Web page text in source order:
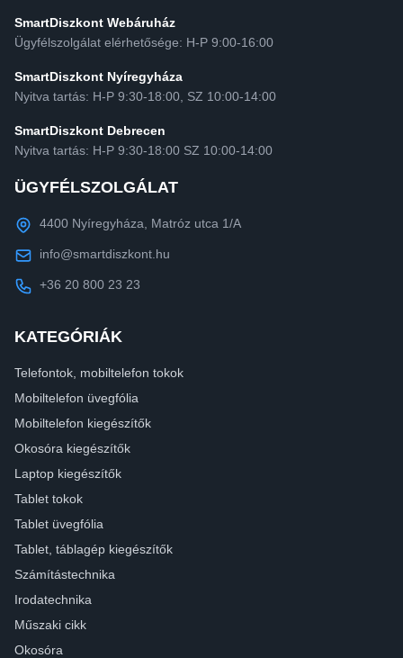
SmartDiszkont Webáruház
Ügyfélszolgálat elérhetősége: H-P 9:00-16:00
SmartDiszkont Nyíregyháza
Nyitva tartás: H-P 9:30-18:00, SZ 10:00-14:00
SmartDiszkont Debrecen
Nyitva tartás: H-P 9:30-18:00 SZ 10:00-14:00
ÜGYFÉLSZOLGÁLAT
4400 Nyíregyháza, Matróz utca 1/A
info@smartdiszkont.hu
+36 20 800 23 23
KATEGÓRIÁK
Telefontok, mobiltelefon tokok
Mobiltelefon üvegfólia
Mobiltelefon kiegészítők
Okosóra kiegészítők
Laptop kiegészítők
Tablet tokok
Tablet üvegfólia
Tablet, táblagép kiegészítők
Számítástechnika
Irodatechnika
Műszaki cikk
Okosóra